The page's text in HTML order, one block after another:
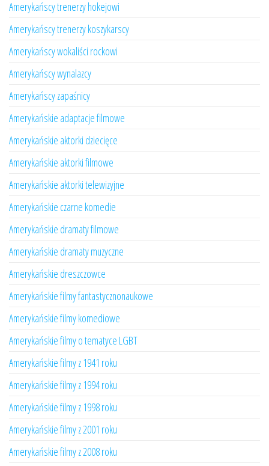
Amerykańscy trenerzy hokejowi
Amerykańscy trenerzy koszykarscy
Amerykańscy wokaliści rockowi
Amerykańscy wynalazcy
Amerykańscy zapaśnicy
Amerykańskie adaptacje filmowe
Amerykańskie aktorki dziecięce
Amerykańskie aktorki filmowe
Amerykańskie aktorki telewizyjne
Amerykańskie czarne komedie
Amerykańskie dramaty filmowe
Amerykańskie dramaty muzyczne
Amerykańskie dreszczowce
Amerykańskie filmy fantastycznonaukowe
Amerykańskie filmy komediowe
Amerykańskie filmy o tematyce LGBT
Amerykańskie filmy z 1941 roku
Amerykańskie filmy z 1994 roku
Amerykańskie filmy z 1998 roku
Amerykańskie filmy z 2001 roku
Amerykańskie filmy z 2008 roku